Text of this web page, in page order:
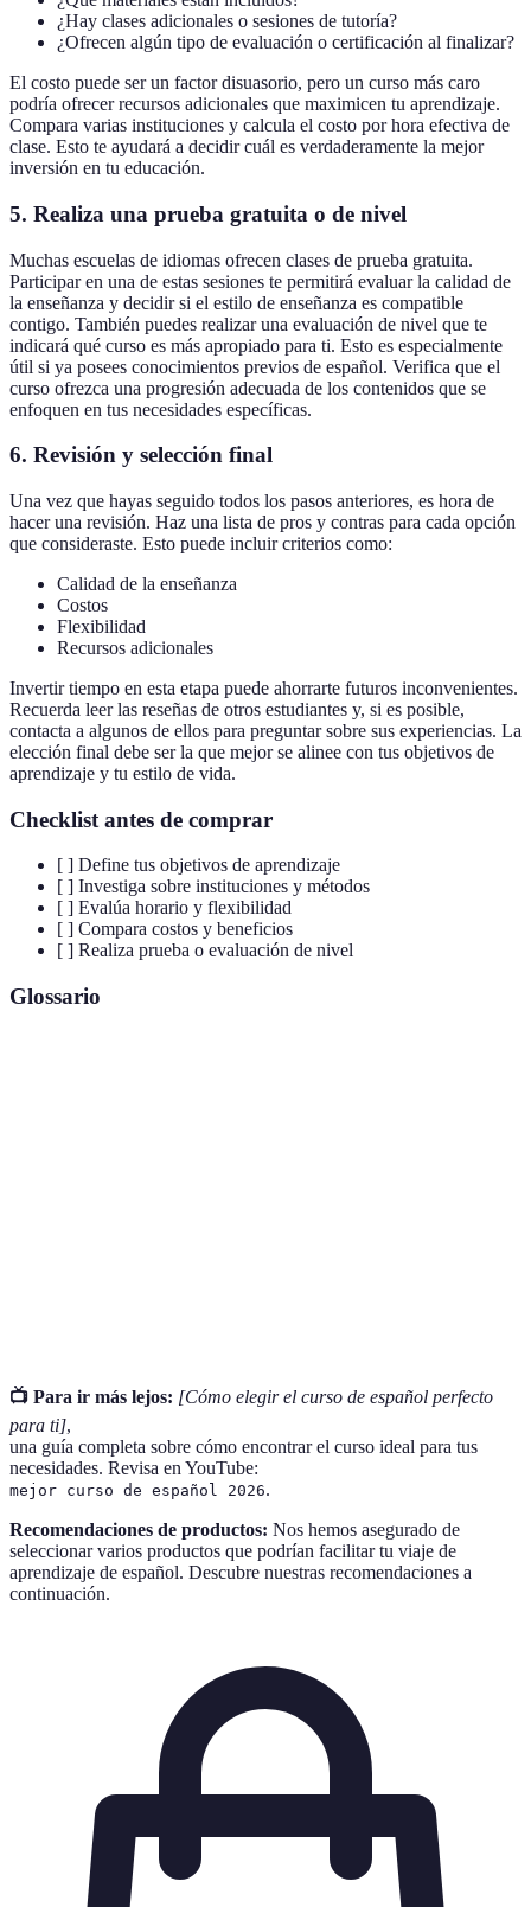
¿Hay clases adicionales o sesiones de tutoría?
¿Ofrecen algún tipo de evaluación o certificación al finalizar?
El costo puede ser un factor disuasorio, pero un curso más caro
podría ofrecer recursos adicionales que maximicen tu aprendizaje.
Compara varias instituciones y calcula el costo por hora efectiva de
clase. Esto te ayudará a decidir cuál es verdaderamente la mejor
inversión en tu educación.
5. Realiza una prueba gratuita o de nivel
Muchas escuelas de idiomas ofrecen clases de prueba gratuita.
Participar en una de estas sesiones te permitirá evaluar la calidad de
la enseñanza y decidir si el estilo de enseñanza es compatible
contigo. También puedes realizar una evaluación de nivel que te
indicará qué curso es más apropiado para ti. Esto es especialmente
útil si ya posees conocimientos previos de español. Verifica que el
curso ofrezca una progresión adecuada de los contenidos que se
enfoquen en tus necesidades específicas.
6. Revisión y selección final
Una vez que hayas seguido todos los pasos anteriores, es hora de
hacer una revisión. Haz una lista de pros y contras para cada opción
que consideraste. Esto puede incluir criterios como:
Calidad de la enseñanza
Costos
Flexibilidad
Recursos adicionales
Invertir tiempo en esta etapa puede ahorrarte futuros inconvenientes.
Recuerda leer las reseñas de otros estudiantes y, si es posible,
contacta a algunos de ellos para preguntar sobre sus experiencias. La
elección final debe ser la que mejor se alinee con tus objetivos de
aprendizaje y tu estilo de vida.
Checklist antes de comprar
[ ] Define tus objetivos de aprendizaje
[ ] Investiga sobre instituciones y métodos
[ ] Evalúa horario y flexibilidad
[ ] Compara costos y beneficios
[ ] Realiza prueba o evaluación de nivel
Glossario
📺 Para ir más lejos: [Cómo elegir el curso de español perfecto
para ti],
una guía completa sobre cómo encontrar el curso ideal para tus
necesidades. Revisa en YouTube:
mejor curso de español 2026.
Recomendaciones de productos: Nos hemos asegurado de
seleccionar varios productos que podrían facilitar tu viaje de
aprendizaje de español. Descubre nuestras recomendaciones a
continuación.